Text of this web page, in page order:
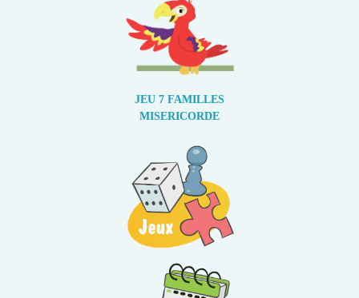
JEU 7 FAMILLES
MISERICORDE